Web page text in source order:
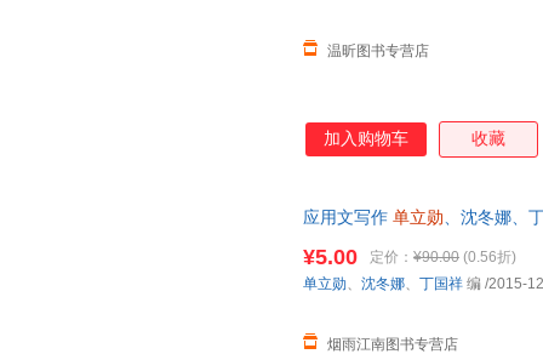
苏州大学出版社
中南大
中国广播电视出版社
中国妇女出版社
中国和
北京师范大学出版社
丰子恺
温昕图书专营店
加入购物车 收藏
应用文写作 单立勋、沈冬娜、
¥5.00 定价： ¥90.00 (0.56折)
烟雨江南图书专营店
单立勋、 沈冬娜、 丁国祥 编 /2015-